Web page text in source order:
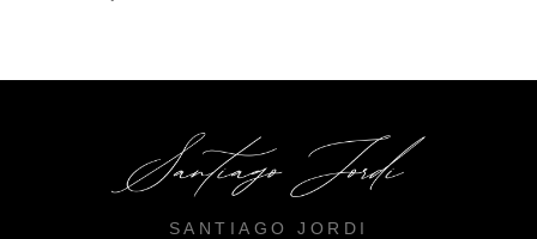
SANTIAGO JORDI